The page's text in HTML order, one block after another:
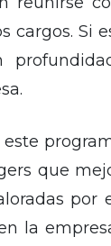
cargos. Si
este
que
la